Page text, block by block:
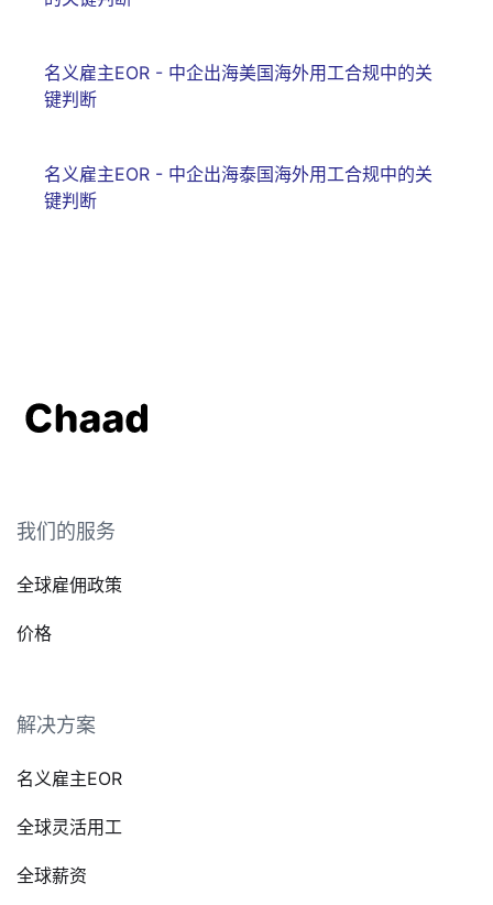
名义雇主EOR - 中企出海美国海外用工合规中的关
键判断
名义雇主EOR - 中企出海泰国海外用工合规中的关
键判断
我们的服务
全球雇佣政策
价格
解决方案
名义雇主EOR
全球灵活用工
全球薪资